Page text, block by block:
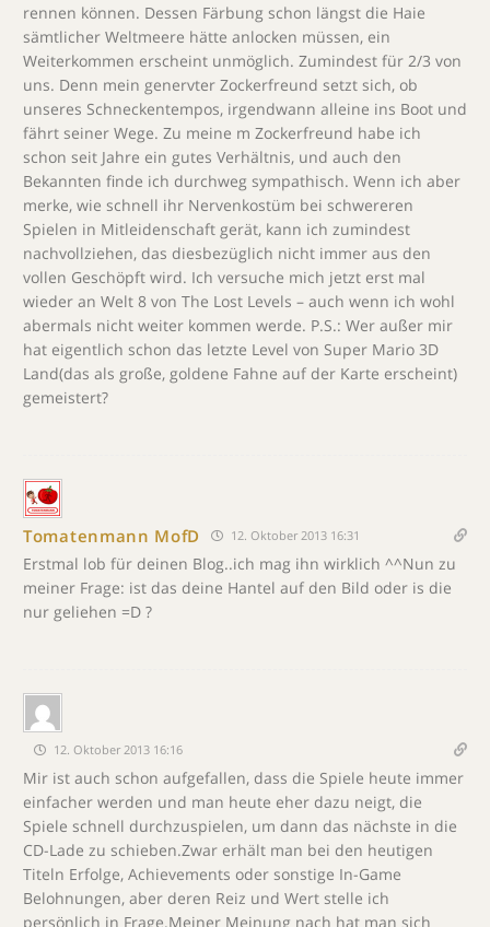
rennen können. Dessen Färbung schon längst die Haie
sämtlicher Weltmeere hätte anlocken müssen, ein
Weiterkommen erscheint unmöglich. Zumindest für 2/3 von
uns. Denn mein genervter Zockerfreund setzt sich, ob
unseres Schneckentempos, irgendwann alleine ins Boot und
fährt seiner Wege. Zu meine m Zockerfreund habe ich
schon seit Jahre ein gutes Verhältnis, und auch den
Bekannten finde ich durchweg sympathisch. Wenn ich aber
merke, wie schnell ihr Nervenkostüm bei schwereren
Spielen in Mitleidenschaft gerät, kann ich zumindest
nachvollziehen, das diesbezüglich nicht immer aus den
vollen Geschöpft wird. Ich versuche mich jetzt erst mal
wieder an Welt 8 von The Lost Levels – auch wenn ich wohl
abermals nicht weiter kommen werde. P.S.: Wer außer mir
hat eigentlich schon das letzte Level von Super Mario 3D
Land(das als große, goldene Fahne auf der Karte erscheint)
gemeistert?
Tomatenmann MofD 12. Oktober 2013 16:31
Erstmal lob für deinen Blog..ich mag ihn wirklich ^^Nun zu
meiner Frage: ist das deine Hantel auf den Bild oder is die
nur geliehen =D ?
12. Oktober 2013 16:16
Mir ist auch schon aufgefallen, dass die Spiele heute immer
einfacher werden und man heute eher dazu neigt, die
Spiele schnell durchzuspielen, um dann das nächste in die
CD-Lade zu schieben.Zwar erhält man bei den heutigen
Titeln Erfolge, Achievements oder sonstige In-Game
Belohnungen, aber deren Reiz und Wert stelle ich
persönlich in Frage.Meiner Meinung nach hat man sich